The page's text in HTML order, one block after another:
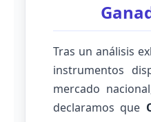
Tras un análisis
instrumentos
mercado
declaramos que